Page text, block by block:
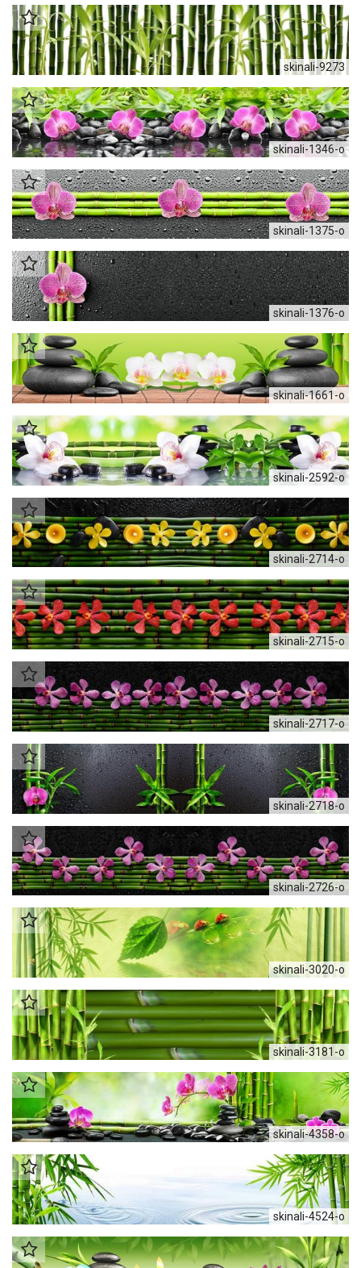
skinali-9273
skinali-1346-o
skinali-1375-o
skinali-1376-o
skinali-1661-o
skinali-2592-o
skinali-2714-o
skinali-2715-o
skinali-2717-o
skinali-2718-o
skinali-2726-o
skinali-3020-o
skinali-3181-o
skinali-4358-o
skinali-4524-o